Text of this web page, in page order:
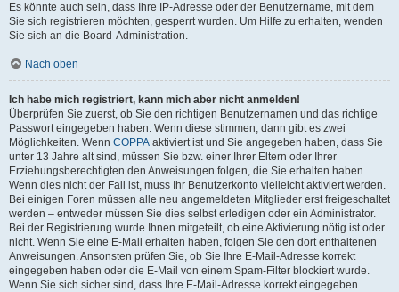
Es könnte auch sein, dass Ihre IP-Adresse oder der Benutzername, mit dem
Sie sich registrieren möchten, gesperrt wurden. Um Hilfe zu erhalten, wenden
Sie sich an die Board-Administration.
Nach oben
Ich habe mich registriert, kann mich aber nicht anmelden!
Überprüfen Sie zuerst, ob Sie den richtigen Benutzernamen und das richtige
Passwort eingegeben haben. Wenn diese stimmen, dann gibt es zwei
Möglichkeiten. Wenn COPPA aktiviert ist und Sie angegeben haben, dass Sie
unter 13 Jahre alt sind, müssen Sie bzw. einer Ihrer Eltern oder Ihrer
Erziehungsberechtigten den Anweisungen folgen, die Sie erhalten haben.
Wenn dies nicht der Fall ist, muss Ihr Benutzerkonto vielleicht aktiviert werden.
Bei einigen Foren müssen alle neu angemeldeten Mitglieder erst freigeschaltet
werden – entweder müssen Sie dies selbst erledigen oder ein Administrator.
Bei der Registrierung wurde Ihnen mitgeteilt, ob eine Aktivierung nötig ist oder
nicht. Wenn Sie eine E-Mail erhalten haben, folgen Sie den dort enthaltenen
Anweisungen. Ansonsten prüfen Sie, ob Sie Ihre E-Mail-Adresse korrekt
eingegeben haben oder die E-Mail von einem Spam-Filter blockiert wurde.
Wenn Sie sich sicher sind, dass Ihre E-Mail-Adresse korrekt eingegeben